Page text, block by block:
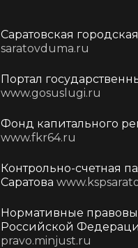
Саратовская
saratovduma.ru
Портал
www.gosuslugi.ru
Фонд капитального
www.fkr64.ru
Контрольно-счетная
Саратова
Нормативные
Российской
pravo.minjust.ru